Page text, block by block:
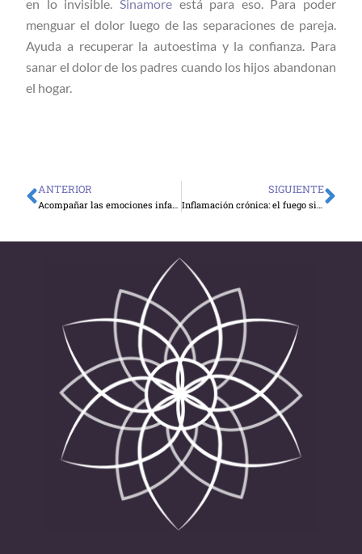
en lo invisible. Sinamoreestá para eso. Para poder
menguar el dolor luego de las separaciones de pareja.
Ayuda a recuperar la autoestima y la confianza. Para
sanar el dolor de los padres cuando los hijos abandonan
el hogar.
Ant
ANTERIOR
Acompañar las emociones infantiles con suavidad
SIGUIENTE
Inflamación crónica: el fuego silencioso que desgasta tu bienestar